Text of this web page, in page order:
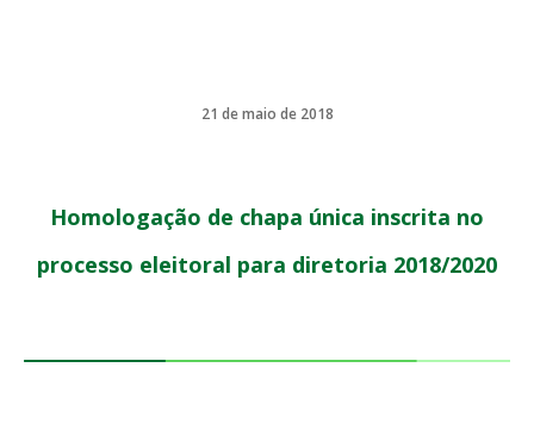
21 de maio de 2018
Homologação de chapa única inscrita no
processo eleitoral para diretoria 2018/2020